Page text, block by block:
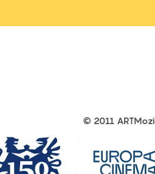
© 2011 ARTMozi